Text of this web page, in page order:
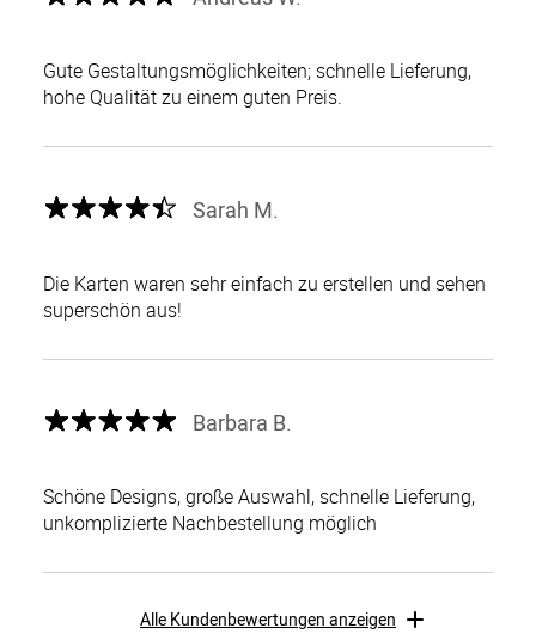
Gute Gestaltungsmöglichkeiten; schnelle Lieferung,
hohe Qualität zu einem guten Preis.
Sarah M.
Die Karten waren sehr einfach zu erstellen und sehen
superschön aus!
Barbara B.
Schöne Designs, große Auswahl, schnelle Lieferung,
unkomplizierte Nachbestellung möglich
Alle Kundenbewertungen anzeigen